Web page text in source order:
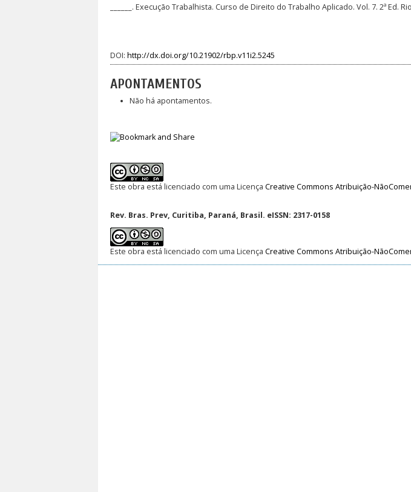
______. Execução Trabalhista. Curso de Direito do Trabalho Aplicado. Vol. 7. 2ª Ed.
DOI: http://dx.doi.org/10.21902/rbp.v11i2.5245
APONTAMENTOS
Não há apontamentos.
Este obra está licenciado com uma Licença Creative Commons Atribuição-
Rev. Bras. Prev, Curitiba, Paraná, Brasil. eISSN: 2317-0158
Este obra está licenciado com uma Licença Creative Commons Atribuição-